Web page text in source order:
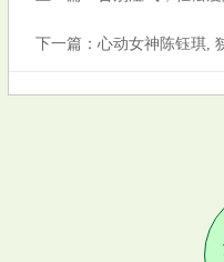
下一篇： 心动女神陈钰琪,